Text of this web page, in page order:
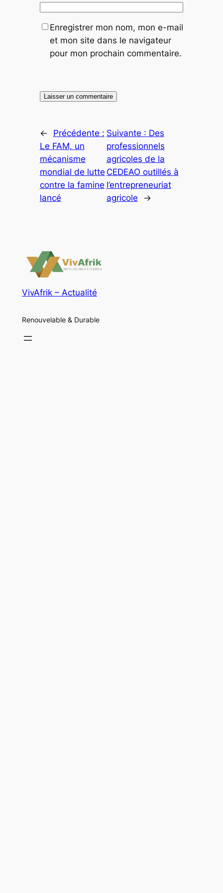
Enregistrer mon nom, mon e-mail
et mon site dans le navigateur
pour mon prochain commentaire.
←
Précédente :
Le FAM, un
mécanisme
mondial de lutte
contre la famine
lancé
Suivante : Des
professionnels
agricoles de la
CEDEAO outillés à
l’entrepreneuriat
agricole
→
VivAfrik – Actualité
Renouvelable & Durable